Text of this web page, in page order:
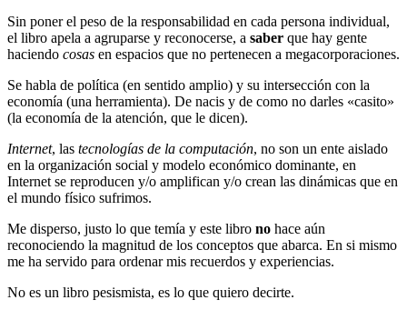
Sin poner el peso de la responsabilidad en cada persona individual,
el libro apela a agruparse y reconocerse, a saber que hay gente
haciendo cosas en espacios que no pertenecen a megacorporaciones.
Se habla de política (en sentido amplio) y su intersección con la
economía (una herramienta). De nacis y de como no darles «casito»
(la economía de la atención, que le dicen).
Internet, las tecnologías de la computación, no son un ente aislado
en la organización social y modelo económico dominante, en
Internet se reproducen y/o amplifican y/o crean las dinámicas que en
el mundo físico sufrimos.
Me disperso, justo lo que temía y este libro no hace aún
reconociendo la magnitud de los conceptos que abarca. En si mismo
me ha servido para ordenar mis recuerdos y experiencias.
No es un libro pesismista, es lo que quiero decirte.